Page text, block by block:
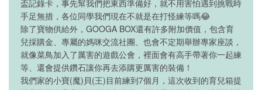
盃記錄卡，事先幫我們把東西準備好，就不用害怕遇到挑戰時
手足無措，各位同學我們現在不就是在打怪練等嗎😂
除了寶物供給外，GOOGA BOX還有許多附加價值，包含育
兒採購金、專屬的媽咪交流社團、也會不定期舉辦專家座談，
就像菜鳥加入了厲害的遊戲公會，裡面會有高手帶著你一起練
等、還會提供鑽石讓你再去添購更厲害的裝備！
我們家的小寶(魔)貝(王)目前練到7個月，這次收到的育兒箱提